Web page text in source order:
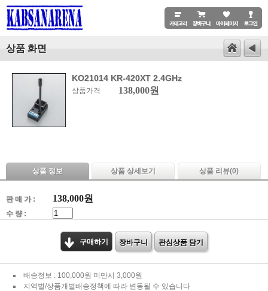
상품 화면
KO21014 KR-420XT 2.4GHz
상품가격 138,000원
상품 정보 상품 상세보기 상품 리뷰(0)
판 매 가 : 138,000원
수 량 :
구매하기 장바구니 관심상품 담기
배송정보 : 100,000원 미만시 3,000원
지역별/상품개별배송정책에 따라 변동될 수 있습니다